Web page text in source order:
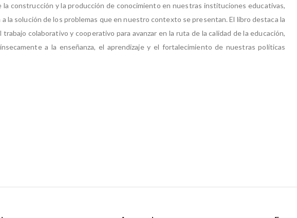
la construcción y la producción de conocimiento en nuestras instituciones educativas,
la solución de los problemas que en nuestro contexto se presentan. El libro destaca la
trabajo colaborativo y cooperativo para avanzar en la ruta de la calidad de la educación,
a la enseñanza, el aprendizaje y el fortalecimiento de nuestras políticas